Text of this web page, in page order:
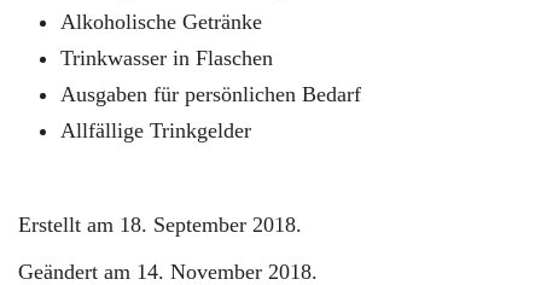
Alkoholische Getränke
Trinkwasser in Flaschen
Ausgaben für persönlichen Bedarf
Allfällige Trinkgelder
Erstellt am 18. September 2018.
Geändert am 14. November 2018.